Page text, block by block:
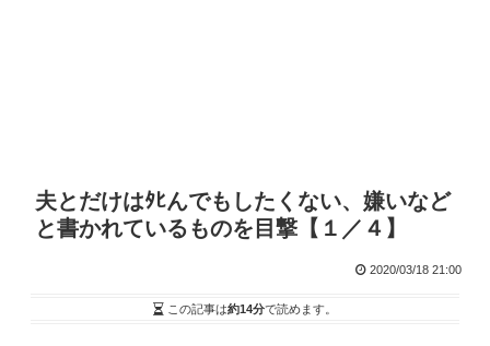
夫とだけはﾀﾋんでもしたくない、嫌いなど
と書かれているものを目撃【１／４】
2020/03/18 21:00
この記事は約14分で読めます。